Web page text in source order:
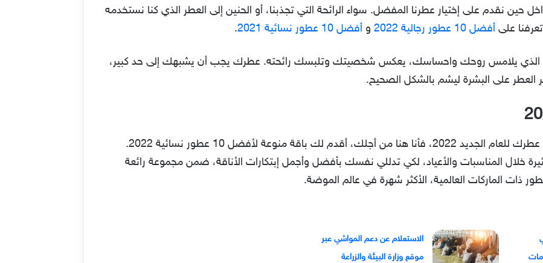
حين نقدم على إختيار عطرنا المفضل. سواء الرائحة التي تجذبنا، أو الحنين إلى العطر الذي كنا نستخدمه
على أفضل 10 عطور رجالية 2022 و أفضل 10 عطور نسائية 2021 .
الذي يلامس روحك واحساسك، يعكس شخصيتك وتلبسك رائحته. عطرك يجب أن يشبهك إلى حد كبير،
العطر على البشرة ليشم بالشكل الصحيح.
في الحقيقة، إذا أحببت سيدتي في تغيير عطرك للعام الجديد 2022، فأنا هنا من أجلك، أقدم لك باقة منوعة لأفضل 10 عطور نسائية 2022.
خلال المناسبات والأعياد، لكي تدللي نفسك بأفضل وأجمل إبتكارات الأناقة، ضمن مجموعة رائعة
ذات الماركات العالمية، الأكثر شهرة في عالم الموضة.
الاستعلام عن دعم المواشي عبر
موقع وزارة البيئة والزراعة